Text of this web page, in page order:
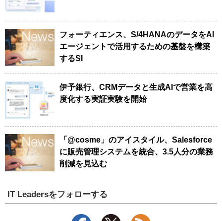
フォーティエンス、S/4HANAのデータをAI
エージェントで活用するための基盤を構築
するSI
伊予銀行、CRMデータと生成AIで営業を高
度化する実証実験を開始
「@cosme」のアイスタイル、Salesforce
に販売管理システムを統合、3.5人分の業務
削減を見込む
IT Leadersをフォローする